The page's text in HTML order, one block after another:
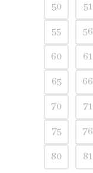
50
51
55
56
60
61
65
66
70
71
75
76
80
81